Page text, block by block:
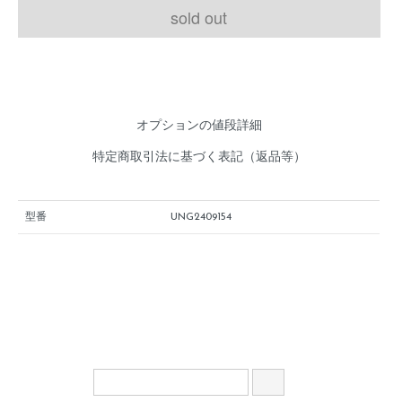
sold out
オプションの値段詳細
特定商取引法に基づく表記（返品等）
型番 UNG2409154